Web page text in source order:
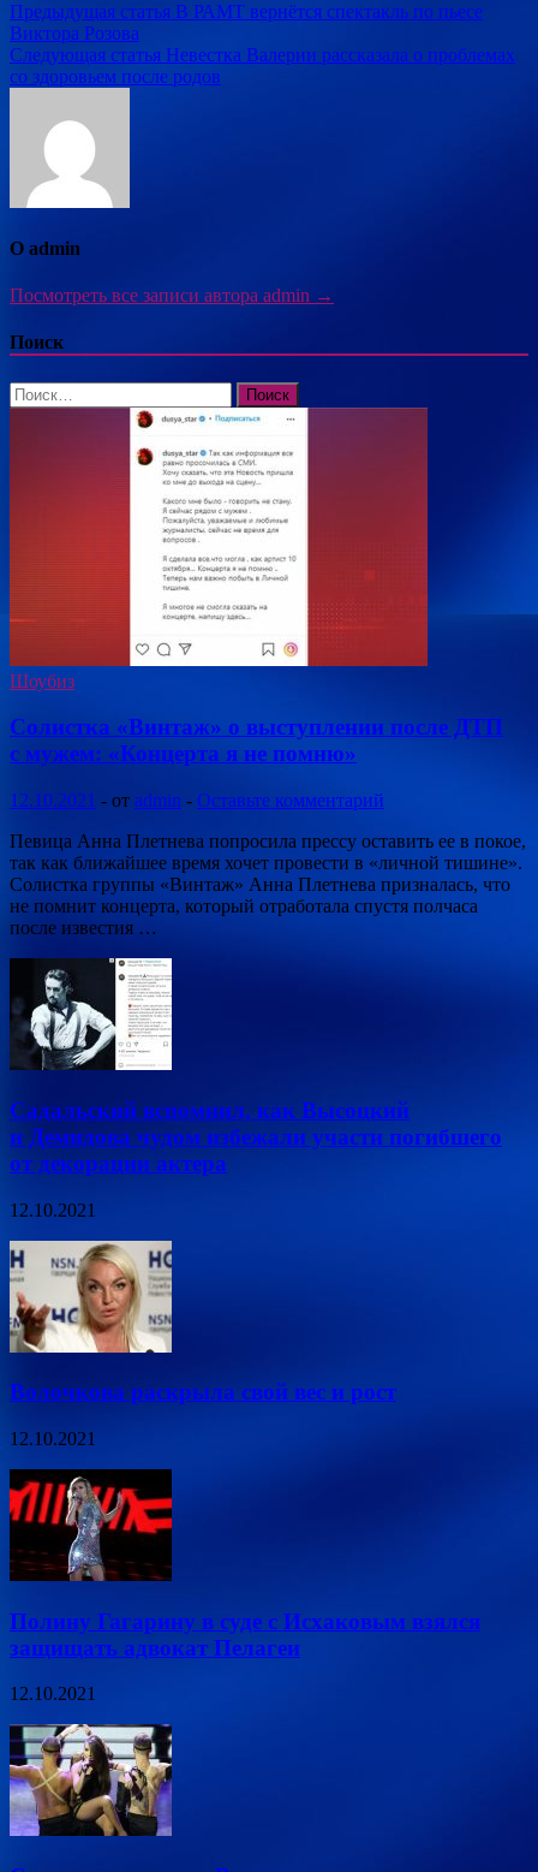
Навигация
по
записям
Предыдущая статья В РАМТ вернётся спектакль по пьесе
Виктора Розова
Следующая статья Невестка Валерии рассказала о проблемах
со здоровьем после родов
О admin
Посмотреть все записи автора admin →
Поиск
Найти:
Шоубиз
Солистка «Винтаж» о выступлении после ДТП
с мужем: «Концерта я не помню»
12.10.2021 - от admin - Оставьте комментарий
Певица Анна Плетнева попросила прессу оставить ее в покое,
так как ближайшее время хочет провести в «личной тишине».
Солистка группы «Винтаж» Анна Плетнева призналась, что
не помнит концерта, который отработала спустя полчаса
после известия …
Садальский вспомнил, как Высоцкий
и Демидова чудом избежали участи погибшего
от декорации актера
12.10.2021
Волочкова раскрыла свой вес и рост
12.10.2021
Полину Гагарину в суде с Исхаковым взялся
защищать адвокат Пелагеи
12.10.2021